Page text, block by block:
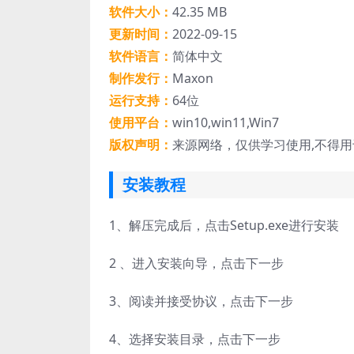
软件大小： 42.35 MB
更新时间： 2022-09-15
软件语言： 简体中文
制作发行： Maxon
运行支持： 64位
使用平台： win10,win11,Win7
版权声明： 来源网络，仅供学习使用,不得用
安装教程
1、 解压完成后，点击Setup.exe进行安装
2 、进入安装向导，点击下一步
3、 阅读并接受协议，点击下一步
4、 选择安装目录，点击下一步